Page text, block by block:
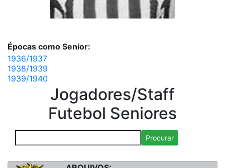
Épocas como Senior:
1936/1937
1938/1939
1939/1940
Jogadores/Staff
Futebol Seniores
Procurar